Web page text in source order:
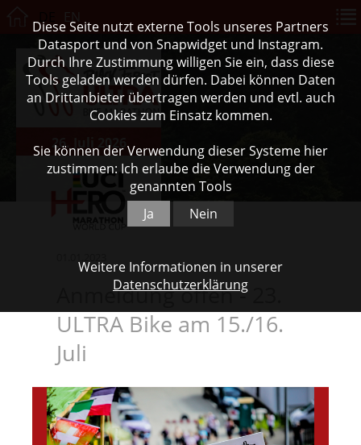
26. Juli 2026
Anmeldung offen - 23.
ULTRA Bike am 15./16.
Juli
Diese Seite nutzt externe Tools unseres Partners
Datasport und von Snapwidget und Instagram.
Durch Ihre Zustimmung willigen Sie ein, dass diese
Tools geladen werden dürfen. Dabei können Daten
an Drittanbieter übertragen werden und evtl. auch
Cookies zum Einsatz kommen.
Sie können der Verwendung dieser Systeme hier
zustimmen: Ich erlaube die Verwendung der
genannten Tools
Ja
Nein
Weitere Informationen in unserer
Datenschutzerklärung